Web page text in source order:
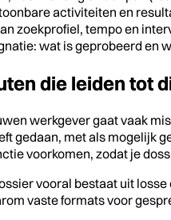
activiteiten en
zoekprofiel, tempo en
wat is geprobeerd en
die leiden tot
werkgever gaat vaak
gedaan, met als mogelijk
voorkomen, zodat je
vooral bestaat uit
vaste formats voor